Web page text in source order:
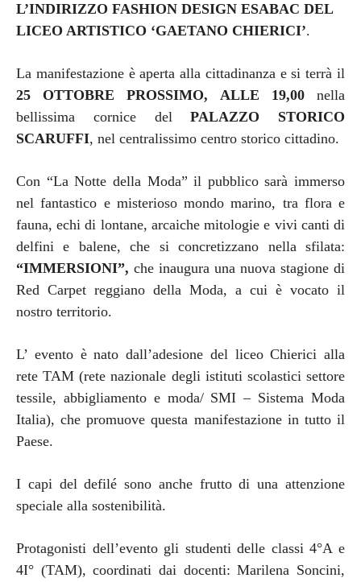
L’INDIRIZZO FASHION DESIGN ESABAC DEL
LICEO ARTISTICO ‘GAETANO CHIERICI’.
La manifestazione è aperta alla cittadinanza e si terrà il
25 OTTOBRE PROSSIMO, ALLE 19,00nella
bellissima cornice delPALAZZO STORICO
SCARUFFI, nel centralissimo centro storico cittadino.
Con “La Notte della Moda” il pubblico sarà immerso
nel fantastico e misterioso mondo marino, tra flora e
fauna, echi di lontane, arcaiche mitologie e vivi canti di
delfini e balene, che si concretizzano nella sfilata:
“IMMERSIONI”, che inaugura una nuova stagione di
Red Carpet reggiano della Moda, a cui è vocato il
nostro territorio.
L’ evento è nato dall’adesione del liceo Chierici alla
rete TAM (rete nazionale degli istituti scolastici settore
tessile, abbigliamento e moda/ SMI – Sistema Moda
Italia), che promuove questa manifestazione in tutto il
Paese.
I capi del defilé sono anche frutto di una attenzione
speciale alla sostenibilità.
Protagonisti dell’evento gli studenti delle classi 4°A e
4I° (TAM), coordinati dai docenti: Marilena Soncini,